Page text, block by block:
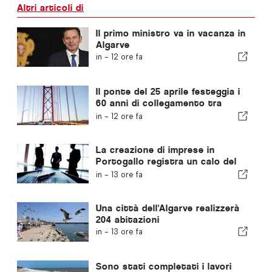
Altri articoli di
Il primo ministro va in vacanza in
Algarve
in - 12 ore fa
Il ponte del 25 aprile festeggia i
60 anni di collegamento tra
Lisbona e Almada
in - 12 ore fa
La creazione di imprese in
Portogallo registra un calo del
4,2%
in - 13 ore fa
Una città dell'Algarve realizzerà
204 abitazioni
in - 13 ore fa
Sono stati completati i lavori